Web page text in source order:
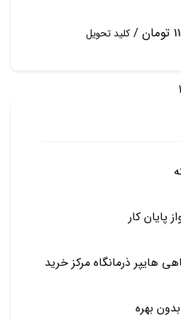
کلید تحویل
پایان کار
هایپر ذرمانگاه مرکز خرید
بهره